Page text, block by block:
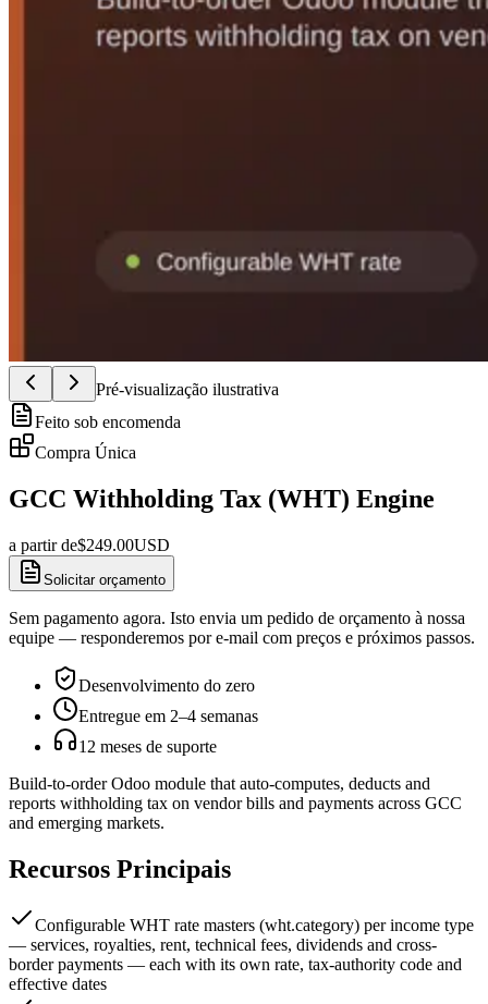
Pré-visualização ilustrativa
Feito sob encomenda
Compra Única
GCC Withholding Tax (WHT) Engine
a partir de$249.00USD
Solicitar orçamento
Sem pagamento agora. Isto envia um pedido de orçamento à nossa
equipe — responderemos por e-mail com preços e próximos passos.
Desenvolvimento do zero
Entregue em 2–4 semanas
12 meses de suporte
Build-to-order Odoo module that auto-computes, deducts and
reports withholding tax on vendor bills and payments across GCC
and emerging markets.
Recursos Principais
Configurable WHT rate masters (wht.category) per income type
— services, royalties, rent, technical fees, dividends and cross-
border payments — each with its own rate, tax-authority code and
effective dates